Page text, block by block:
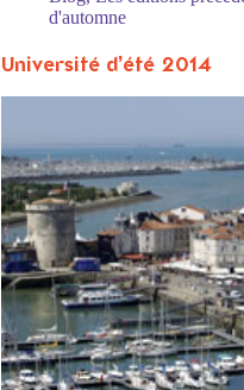
d'automne
Université d’été 2014